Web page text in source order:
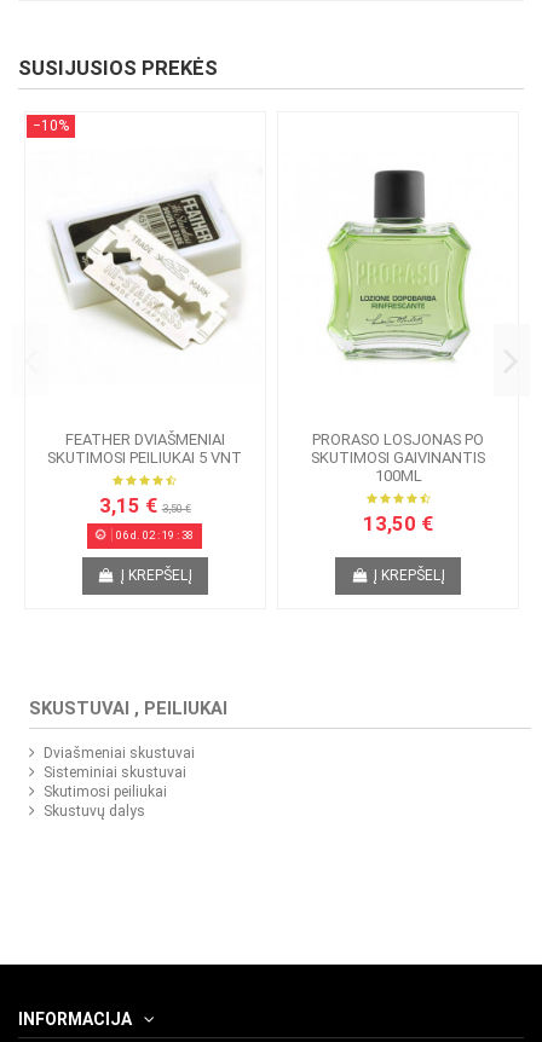
SUSIJUSIOS PREKĖS
−10%
FEATHER DVIAŠMENIAI
SKUTIMOSI PEILIUKAI 5 VNT
3,15 €3,50 €
06d. 02:19 :38
Į KREPŠELĮ
PRORASO LOSJONAS PO
SKUTIMOSI GAIVINANTIS
100ML
13,50 €
Į KREPŠELĮ
SKUSTUVAI , PEILIUKAI
Dviašmeniai skustuvai
Sisteminiai skustuvai
Skutimosi peiliukai
Skustuvų dalys
INFORMACIJA